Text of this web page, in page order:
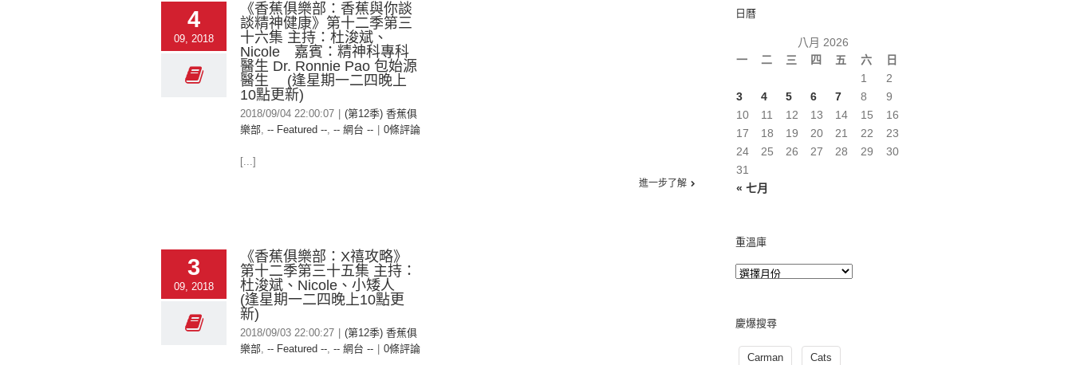
4
09, 2018
《香蕉俱樂部：香蕉與你談
談精神健康》第十二季第三
十六集 主持：杜浚斌、
Nicole 嘉賓：精神科專科
醫生 Dr. Ronnie Pao 包始源
醫生 (逢星期一二四晚上
10點更新)
2018/09/04 22:00:07
(第12季) 香蕉俱
樂部, -- Featured --, -- 網台 -- 0條評論
[...]
進一步了解
3
09, 2018
《香蕉俱樂部：X禧攻略》
第十二季第三十五集 主持：
杜浚斌、Nicole、小矮人
(逢星期一二四晚上10點更
新)
2018/09/03 22:00:27
(第12季) 香蕉俱
樂部, -- Featured --, -- 網台 -- 0條評論
日曆
八月 2026
一
二 三 四 五 六 日
« 七月
1
2
3
4 5 6 7 8
9
10
11 12 13 14 15
16
17
18 19 20 21 22
23
24
25 26 27 28 29
30
31
重溫庫
慶爆搜尋
Carman Cats